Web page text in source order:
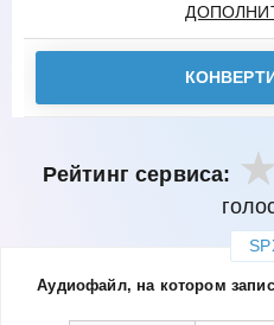
Рейтинг сервиса:
Аудиофайл, на котором